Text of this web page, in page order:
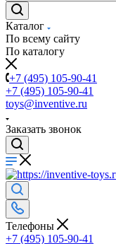
Каталог
По всему сайту
По каталогу
+7 (495) 105-90-41
+7 (495) 105-90-41
toys@inventive.ru
Заказать звонок
Телефоны
+7 (495) 105-90-41